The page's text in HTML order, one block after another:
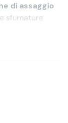
di assaggio
sfumature
e del